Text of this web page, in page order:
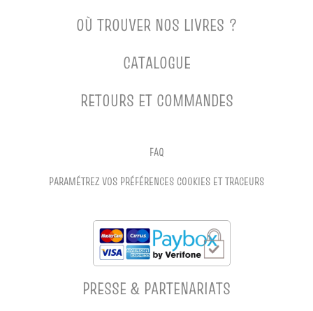
OÙ TROUVER NOS LIVRES ?
CATALOGUE
RETOURS ET COMMANDES
FAQ
PARAMÉTREZ VOS PRÉFÉRENCES COOKIES ET TRACEURS
PRESSE & PARTENARIATS